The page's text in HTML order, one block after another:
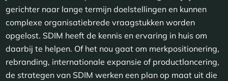
gerichter naar lange termijn doelstellingen en kunnen
complexe organisatiebrede vraagstukken worden
opgelost. SDIM heeft de kennis en ervaring in huis om
daarbij te helpen. Of het nou gaat om merkpositionering,
rebranding, internationale expansie of productlancering,
de strategen van SDIM werken een plan op maat uit die